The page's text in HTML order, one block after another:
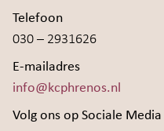
Telefoon
030 – 2931626
E-mailadres
info@kcphrenos.nl
Volg ons op Sociale Media